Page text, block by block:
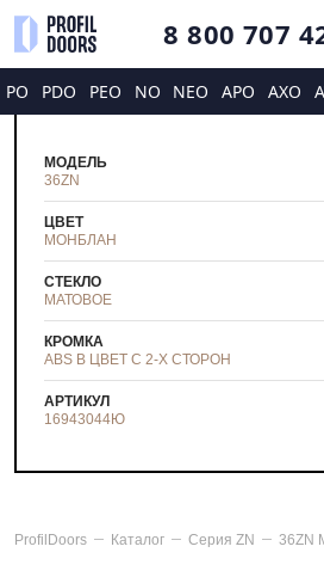
8 800 707
PO PDO PEO NO NEO APO AXO
МОДЕЛЬ
36ZN
ЦВЕТ
МОНБЛАН
СТЕКЛО
МАТОВОЕ
КРОМКА
ABS В ЦВЕТ С 2-Х СТОРОН
АРТИКУЛ
16943044Ю
ProfilDoors Каталог Серия ZN 36ZN